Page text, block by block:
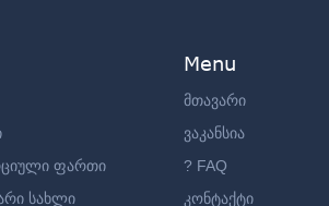
ფართი
სახლი
Menu
მთავარი
ვაკანსია
? FAQ
კონტაქტი